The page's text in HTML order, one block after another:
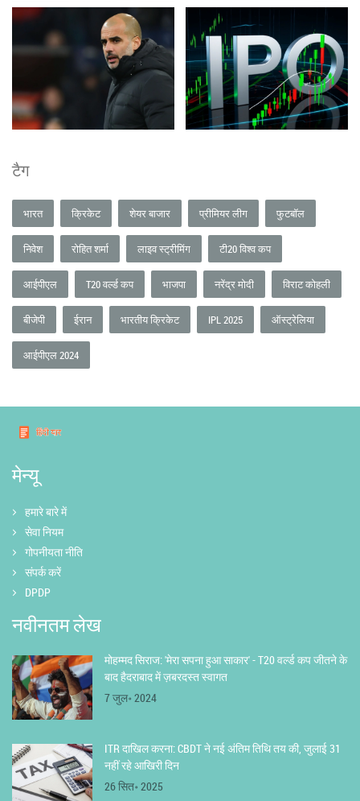
टैग
भारत क्रिकेट शेयर बाजार प्रीमियर लीग फुटबॉल
निवेश रोहित शर्मा लाइव स्ट्रीमिंग टी20 विश्व कप
आईपीएल T20 वर्ल्ड कप भाजपा नरेंद्र मोदी विराट कोहली
बीजेपी ईरान भारतीय क्रिकेट IPL 2025 ऑस्ट्रेलिया
आईपीएल 2024
मेन्यू
हमारे बारे में
सेवा नियम
गोपनीयता नीति
संपर्क करें
DPDP
नवीनतम लेख
मोहम्मद सिराज: 'मेरा सपना हुआ साकार' - T20 वर्ल्ड कप जीतने के
बाद हैदराबाद में ज़बरदस्त स्वागत
7 जुल॰ 2024
ITR दाखिल करना: CBDT ने नई अंतिम तिथि तय की, जुलाई 31
नहीं रहे आखिरी दिन
26 सित॰ 2025